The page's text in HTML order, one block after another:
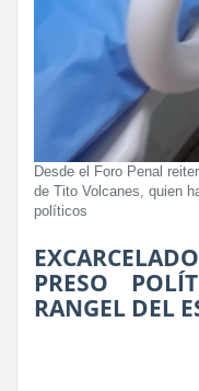
Desde el Foro Penal
de Tito Volcanes, quien
políticos
PRESO
RANGEL DEL